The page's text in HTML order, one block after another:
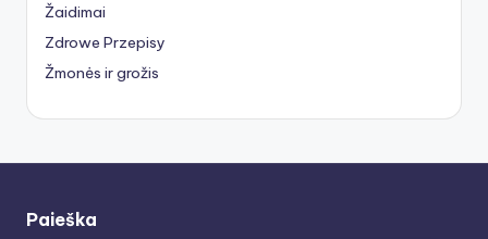
Žaidimai
Zdrowe Przepisy
Žmonės ir grožis
Paieška